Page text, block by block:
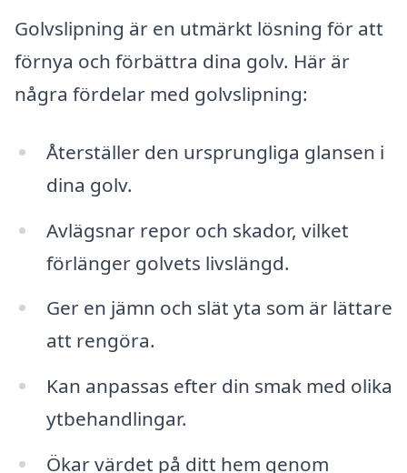
Golvslipning är en utmärkt lösning för att
förnya och förbättra dina golv. Här är
några fördelar med golvslipning:
Återställer den ursprungliga glansen i
dina golv.
Avlägsnar repor och skador, vilket
förlänger golvets livslängd.
Ger en jämn och slät yta som är lättare
att rengöra.
Kan anpassas efter din smak med olika
ytbehandlingar.
Ökar värdet på ditt hem genom